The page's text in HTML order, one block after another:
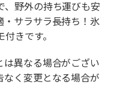
、野外の持ち運びも安
・サラサラ長持ち！氷
きです。
異なる場合がござい
く変更となる場合が